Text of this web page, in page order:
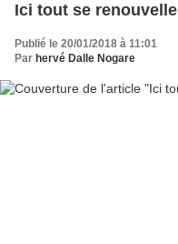
Ici tout se renouvelle
Publié le 20/01/2018 à 11:01
Par hervé Dalle Nogare